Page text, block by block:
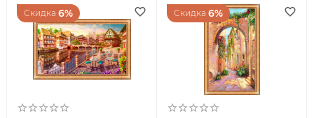
Скидка 6% Скидка 6%